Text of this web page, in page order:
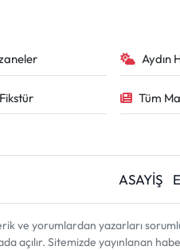
Aydın
Tüm
ASAYİŞ
ve yorumlardan yazarları
açılır. Sitemizde yayınlanan